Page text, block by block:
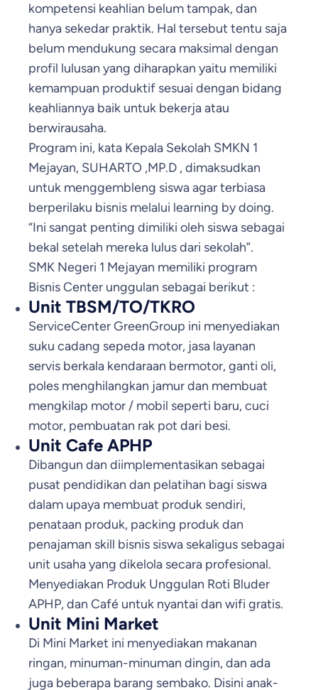
kompetensi keahlian belum tampak, dan
hanya sekedar praktik. Hal tersebut tentu saja
belum mendukung secara maksimal dengan
profil lulusan yang diharapkan yaitu memiliki
kemampuan produktif sesuai dengan bidang
keahliannya baik untuk bekerja atau
berwirausaha.
Program ini, kata Kepala Sekolah SMKN 1
Mejayan, SUHARTO ,MP.D , dimaksudkan
untuk menggembleng siswa agar terbiasa
berperilaku bisnis melalui learning by doing.
“Ini sangat penting dimiliki oleh siswa sebagai
bekal setelah mereka lulus dari sekolah”.
SMK Negeri 1 Mejayan memiliki program
Bisnis Center unggulan sebagai berikut :
Unit TBSM/TO/TKRO
ServiceCenter GreenGroup ini menyediakan
suku cadang sepeda motor, jasa layanan
servis berkala kendaraan bermotor, ganti oli,
poles menghilangkan jamur dan membuat
mengkilap motor / mobil seperti baru, cuci
motor, pembuatan rak pot dari besi.
Unit Cafe APHP
Dibangun dan diimplementasikan sebagai
pusat pendidikan dan pelatihan bagi siswa
dalam upaya membuat produk sendiri,
penataan produk, packing produk dan
penajaman skill bisnis siswa sekaligus sebagai
unit usaha yang dikelola secara profesional.
Menyediakan Produk Unggulan Roti Bluder
APHP, dan Café untuk nyantai dan wifi gratis.
Unit Mini Market
Di Mini Market ini menyediakan makanan
ringan, minuman-minuman dingin, dan ada
juga beberapa barang sembako. Disini anak-